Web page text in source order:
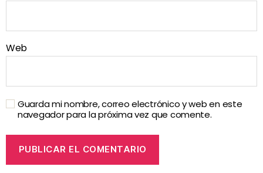
Web
Guarda mi nombre, correo electrónico y web en este
navegador para la próxima vez que comente.